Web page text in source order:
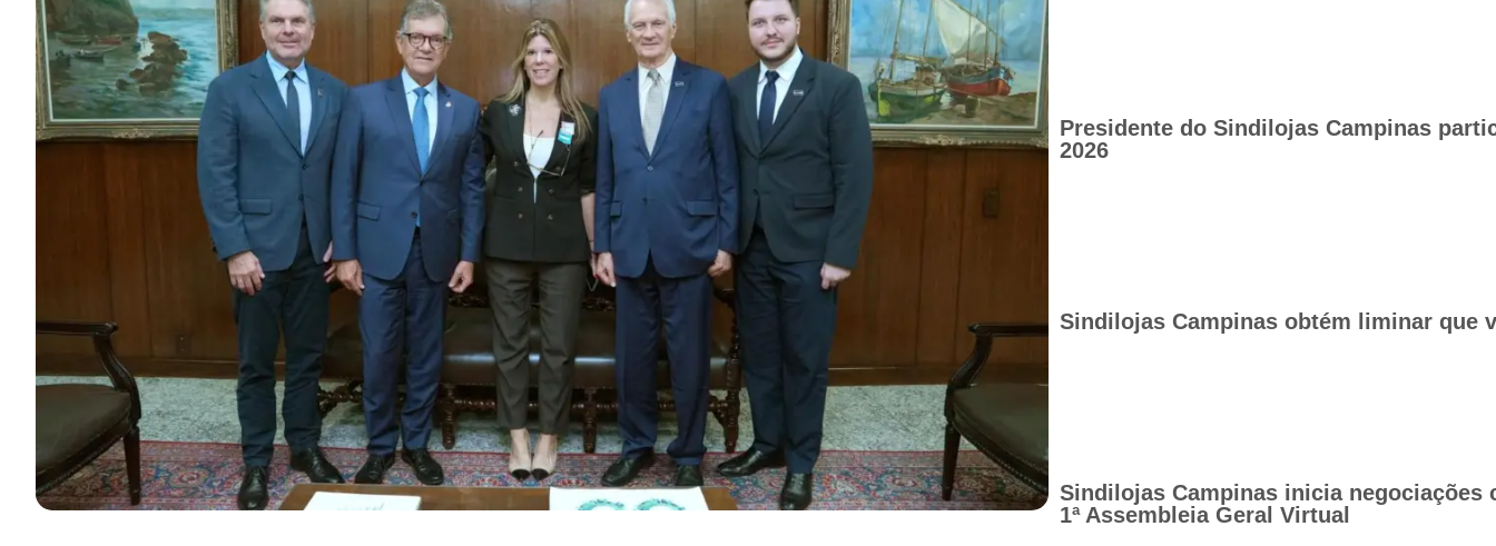
Presidente do Sindilojas Campinas
2026
Sindilojas Campinas obtém liminar que
Sindilojas Campinas inicia negociações
1ª Assembleia Geral Virtual